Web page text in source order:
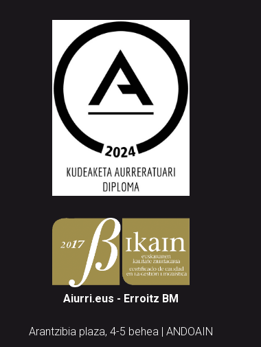
Aiurri.eus - Erroitz BM
Arantzibia plaza, 4-5 behea | ANDOAIN